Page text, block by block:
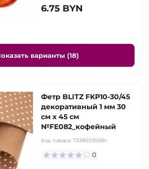
6.75 BYN
варианты (18)
Фетр BLITZ FKP10-30/45
декоративный 1 мм 30
см х 45 см
№FE082_кофейный
Код товара: 73380595684
0